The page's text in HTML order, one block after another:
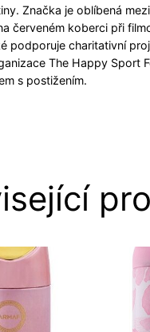
Značka je oblíbená
červeném koberci při
podporuje charitativní
The Happy Sport
s postižením.